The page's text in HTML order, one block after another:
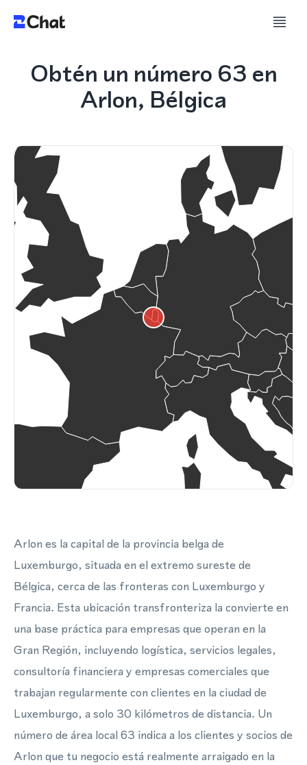
Obtén un número 63 en
Arlon, Bélgica
Arlon es la capital de la provincia belga de
Luxemburgo, situada en el extremo sureste de
Bélgica, cerca de las fronteras con Luxemburgo y
Francia. Esta ubicación transfronteriza la convierte en
una base práctica para empresas que operan en la
Gran Región, incluyendo logística, servicios legales,
consultoría financiera y empresas comerciales que
trabajan regularmente con clientes en la ciudad de
Luxemburgo, a solo 30 kilómetros de distancia. Un
número de área local 63 indica a los clientes y socios de
Arlon que tu negocio está realmente arraigado en la